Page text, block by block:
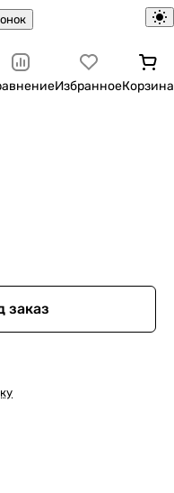
ИзбранноеКорзина
заказ